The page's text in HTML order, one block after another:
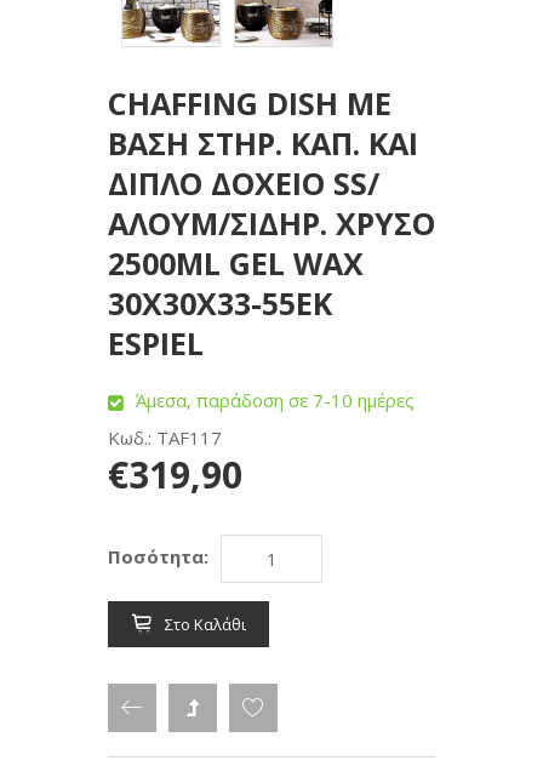
CHAFFING DISH ΜΕ
ΒΑΣΗ ΣΤΗΡ. ΚΑΠ. ΚΑΙ
ΔΙΠΛΟ ΔΟΧΕΙΟ SS/
ΑΛΟΥΜ/ΣΙΔΗΡ. ΧΡΥΣΟ
2500ML GEL WAX
30Χ30Χ33-55ΕΚ
ESPIEL
Άμεσα, παράδοση σε 7-10 ημέρες
Κωδ.: TAF117
€319,90
Ποσότητα:
Στο Καλάθι